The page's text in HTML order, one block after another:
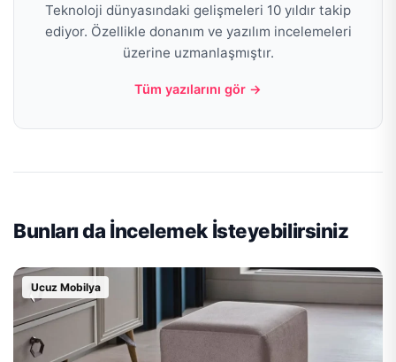
Teknoloji dünyasındaki gelişmeleri 10 yıldır takip
ediyor. Özellikle donanım ve yazılım incelemeleri
üzerine uzmanlaşmıştır.
Tüm yazılarını gör →
Bunları da İncelemek İsteyebilirsiniz
Ucuz Mobilya